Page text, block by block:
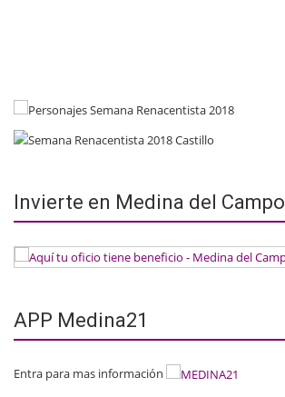
Invierte en Medina del Campo
APP Medina21
Entra para mas información